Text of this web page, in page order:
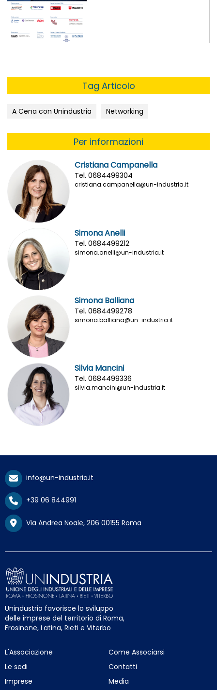
Tag Articolo
A Cena con Unindustria Networking
Per informazioni
Cristiana Campanella
Tel. 0684499304
cristiana.campanella@un-industria.it
Simona Anelli
Tel. 0684499212
simona.anelli@un-industria.it
Simona Balliana
Tel. 0684499278
simona.balliana@un-industria.it
Silvia Mancini
Tel. 0684499336
silvia.mancini@un-industria.it
info@un-industria.it
+39 06 844991
Via Andrea Noale, 206 00155 Roma
Unindustria favorisce lo sviluppo
delle imprese del territorio di Roma,
Frosinone, Latina, Rieti e Viterbo
L'Associazione
Le sedi
Imprese
Come Associarsi
Contatti
Media